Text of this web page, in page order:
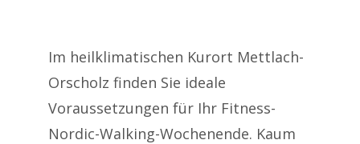
Im heilklimatischen Kurort Mettlach-
Orscholz finden Sie ideale
Voraussetzungen für Ihr Fitness-
Nordic-Walking-Wochenende. Kaum